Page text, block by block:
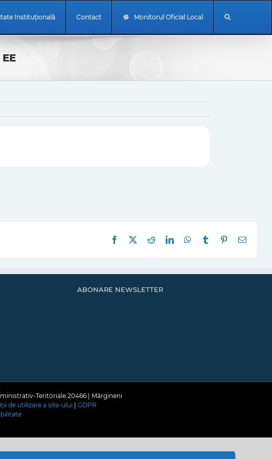
Instituțională Contact Monitorul Oficial Local
Facebook RedditLinkedInWhatsApp
Tumblr Pinterest
E-
ABONARE NEWSLETTER
Teritoriale 20466 | Mărgineni
de utilizare a site-ului
GDPR